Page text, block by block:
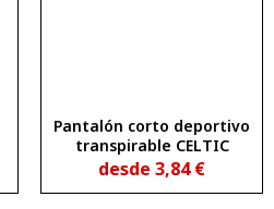
Pantalón corto deportivo
transpirable CELTIC
desde 3,84€